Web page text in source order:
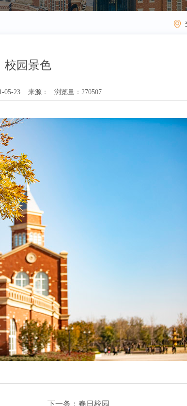
校园景色
05-23 来源： 浏览量：270507
下一条： 春日校园